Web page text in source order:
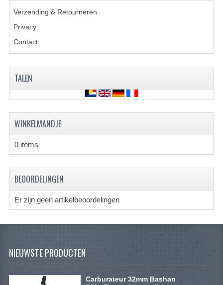
REM SYSTEEM
STUUR INRICHTING
VERLICHTING
WIEL OPHANGING
WIELEN EN BANDEN
ACCESSOIRES
BASHAN 300S-18
ONDERHOUD PRODUCTEN BASHAN QUAD
SHINERAY ONDERDELEN
Verzending & Retourneren
Privacy
Contact
TALEN
WINKELMANDJE
0 items
BEOORDELINGEN
Er zijn geen artikelbeoordelingen
NIEUWSTE PRODUCTEN
Carburateur 32mm Bashan